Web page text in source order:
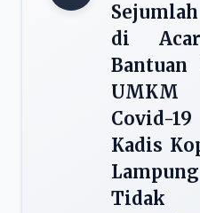
di
Covid-
Kadis